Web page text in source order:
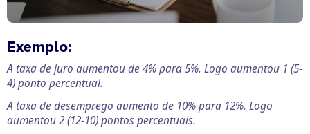
Exemplo:
A taxa de juro aumentou de 4% para 5%. Logo aumentou 1 (5-
4) ponto percentual.
A taxa de desemprego aumento de 10% para 12%. Logo
aumentou 2 (12-10) pontos percentuais.